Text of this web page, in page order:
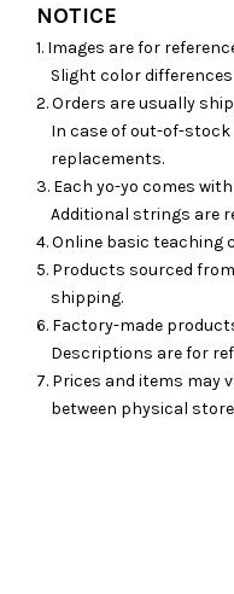
NOTICE
1. Images are for
Slight color
2. Orders are usually
In case of out-of-stock
replacements.
3. Each yo-yo comes
Additional strings are
4. Online basic teaching
5. Products sourced
shipping.
6. Factory-made
Descriptions are for
7. Prices and items may
between physical